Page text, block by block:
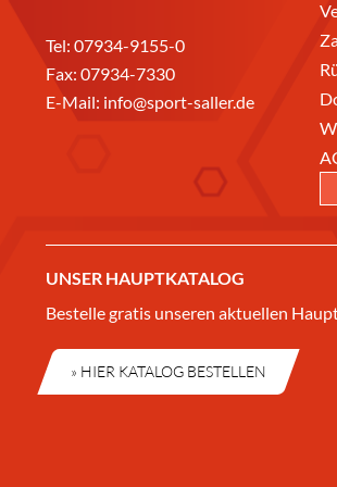
Tel: 07934-9155-0
Fax: 07934-7330
E-Mail: info@sport-saller.de
UNSER HAUPTKATALOG
Bestelle gratis unseren aktuellen
» HIER KATALOG BESTELLEN